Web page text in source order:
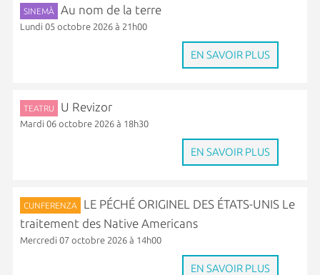
SINEMÀ Au nom de la terre
Lundi 05 octobre 2026 à 21h00
EN SAVOIR PLUS
TEATRU U Revizor
Mardi 06 octobre 2026 à 18h30
EN SAVOIR PLUS
CUNFERENZA
LE PÉCHÉ ORIGINEL DES ÉTATS-UNIS Le
traitement des Native Americans
Mercredi 07 octobre 2026 à 14h00
EN SAVOIR PLUS